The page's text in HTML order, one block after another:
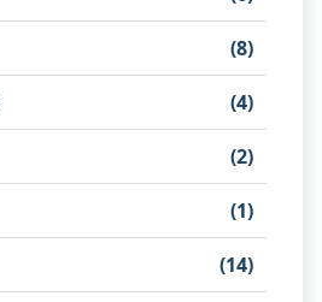
(8)
(4)
(2)
(1)
(14)